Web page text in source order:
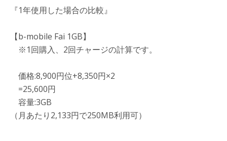
『1年使用した場合の比較』
【b-mobile Fai 1GB】
※1回購入、2回チャージの計算です。
価格:8,900円位+8,350円×2
=25,600円
容量:3GB
（月あたり2,133円で250MB利用可）